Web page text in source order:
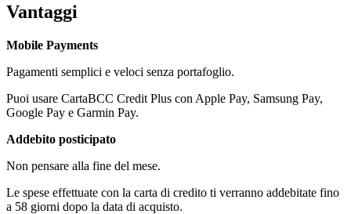
Vantaggi
Mobile Payments
Pagamenti semplici e veloci senza portafoglio.
Puoi usare CartaBCC Credit Plus con Apple Pay, Samsung Pay,
Google Pay e Garmin Pay.
Addebito posticipato
Non pensare alla fine del mese.
Le spese effettuate con la carta di credito ti verranno addebitate fino
a 58 giorni dopo la data di acquisto.